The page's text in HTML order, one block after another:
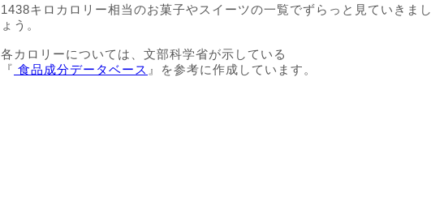
1438キロカロリー相当のお菓子やスイーツの一覧でずらっと見ていきまし
ょう。
各カロリーについては、文部科学省が示している
『 食品成分データベース 』を参考に作成しています。